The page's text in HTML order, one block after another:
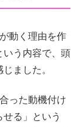
動く理由を作
いう内容で、頭
ました。
った動機付け
る」という